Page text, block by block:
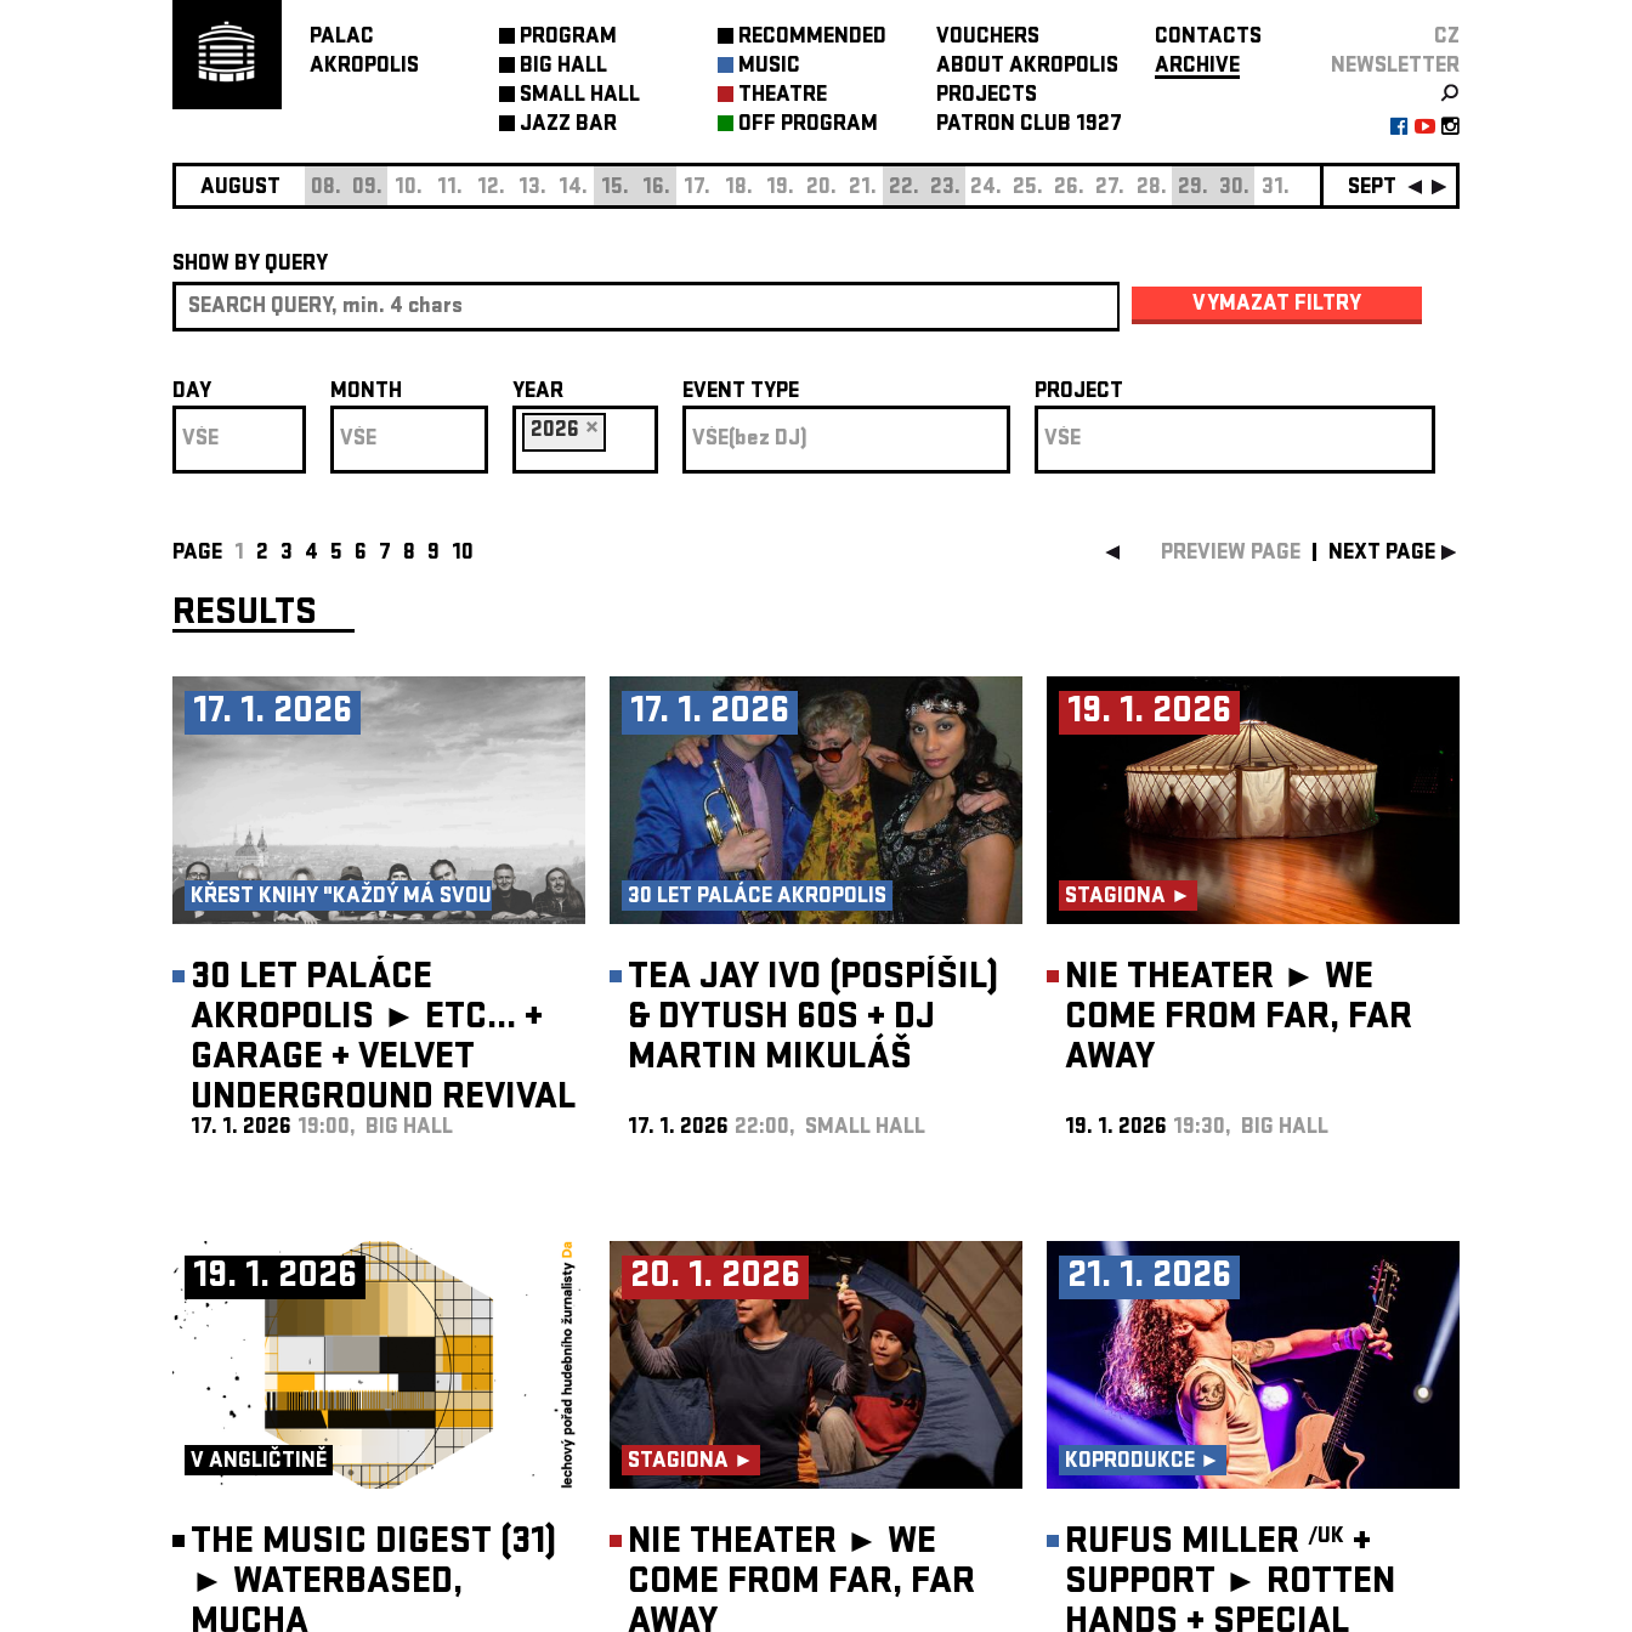
PALAC
AKROPOLIS
PROGRAM
BIG HALL
SMALL HALL
JAZZ BAR
RECOMMENDED
MUSIC
THEATRE
OFF PROGRAM
VOUCHERS
ABOUT AKROPOLIS
PROJECTS
PATRON CLUB 1927
CONTACTS
ARCHIVE
CZ
NEWSLETTER
AUGUST 08. 09. 10. 11. 12. 13. 14. 15. 16. 17. 18. 19. 20. 21. 22. 23. 24. 25. 26. 27. 28. 29. 30. 31. SEPTEMBER
SHOW BY QUERY
VYMAZAT FILTRY
DAY MONTH
YEAR
2026
EVENT TYPE PROJECT
PAGE 1 2 3 4 5 6 7 8 9 10 PREVIEW PAGE NEXT PAGE
RESULTS
17. 1. 2026
KŘEST KNIHY "KAŽDÝ MÁ SVOU
30 LET PALÁCE
AKROPOLIS ► ETC... +
GARAGE + VELVET
UNDERGROUND REVIVAL
BAND
17. 1. 2026 19:00, BIG HALL
17. 1. 2026
30 LET PALÁCE AKROPOLIS
TEA JAY IVO (POSPÍŠIL)
& DYTUSH 60S + DJ
MARTIN MIKULÁŠ
17. 1. 2026 22:00, SMALL HALL
19. 1. 2026
STAGIONA ►
NIE THEATER ► WE
COME FROM FAR, FAR
AWAY
19. 1. 2026 19:30, BIG HALL
19. 1. 2026
V ANGLIČTINĚ
THE MUSIC DIGEST (31)
► WATERBASED,
20. 1. 2026
STAGIONA ►
NIE THEATER ► WE
COME FROM FAR, FAR
21. 1. 2026
KOPRODUKCE ►
RUFUS MILLER /UK +
SUPPORT ► ROTTEN